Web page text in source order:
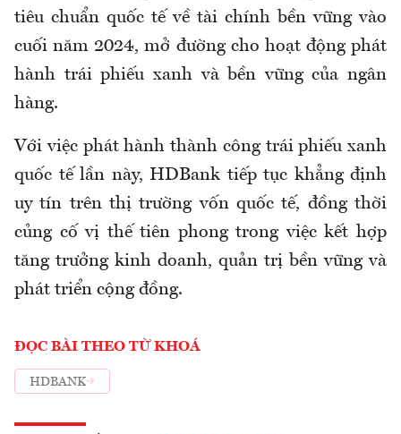
tiêu chuẩn quốc tế về tài chính bền vững vào
cuối năm 2024, mở đường cho hoạt động phát
hành trái phiếu xanh và bền vững của ngân
hàng.
Với việc phát hành thành công trái phiếu xanh
quốc tế lần này, HDBank tiếp tục khẳng định
uy tín trên thị trường vốn quốc tế, đồng thời
củng cố vị thế tiên phong trong việc kết hợp
tăng trưởng kinh doanh, quản trị bền vững và
phát triển cộng đồng.
ĐỌC BÀI THEO TỪ KHOÁ
HDBANK